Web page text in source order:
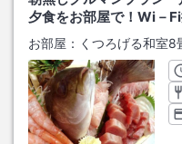
夕食をお部屋で！Wi－
お部屋： くつろげる和室8